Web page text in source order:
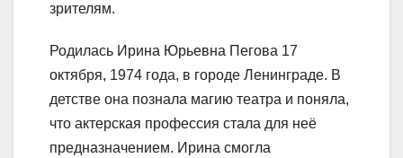
зрителям.
Родилась Ирина Юрьевна Пегова 17
октября, 1974 года, в городе Ленинграде. В
детстве она познала магию театра и поняла,
что актерская профессия стала для неё
предназначением. Ирина смогла